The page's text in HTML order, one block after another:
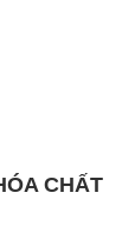
CHẤT